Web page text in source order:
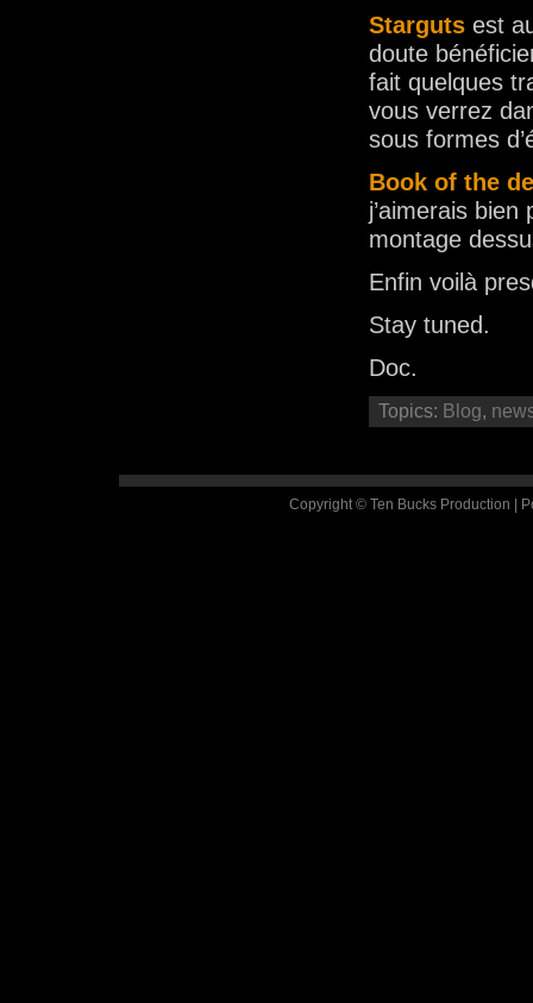
Starguts est
doute
fait quelques
vous verrez
sous formes
Book of the
j’aimerais
montage
Enfin voilà
Stay tuned.
Doc.
Topics: Blog,
Copyright © Ten Bucks Production |